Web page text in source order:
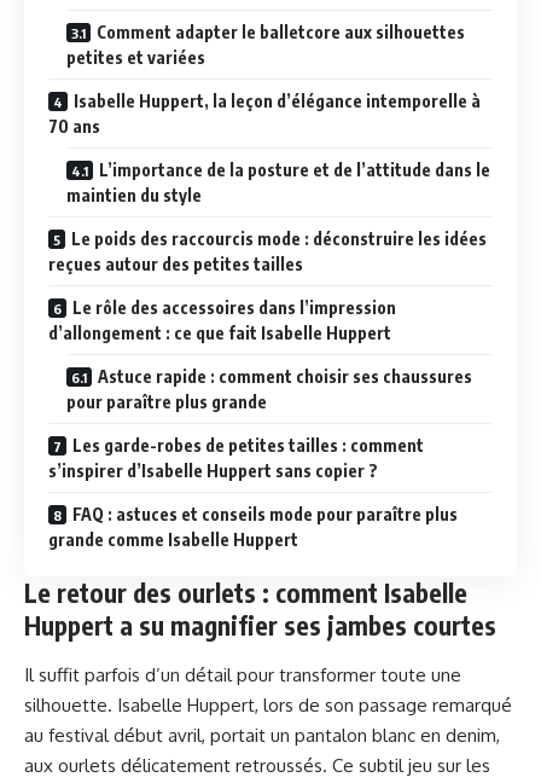
Comment adapter le balletcore aux silhouettes
petites et variées
Isabelle Huppert, la leçon d’élégance intemporelle à
70 ans
L’importance de la posture et de l’attitude dans le
maintien du style
Le poids des raccourcis mode : déconstruire les idées
reçues autour des petites tailles
Le rôle des accessoires dans l’impression
d’allongement : ce que fait Isabelle Huppert
Astuce rapide : comment choisir ses chaussures
pour paraître plus grande
Les garde-robes de petites tailles : comment
s’inspirer d’Isabelle Huppert sans copier ?
FAQ : astuces et conseils mode pour paraître plus
grande comme Isabelle Huppert
Le retour des ourlets : comment Isabelle
Huppert a su magnifier ses jambes courtes
Il suffit parfois d’un détail pour transformer toute une
silhouette. Isabelle Huppert, lors de son passage remarqué
au festival début avril, portait un pantalon blanc en denim,
aux ourlets délicatement retroussés. Ce subtil jeu sur les